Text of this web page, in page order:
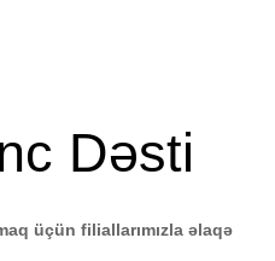
Dəsti
üçün filiallarımızla əlaqə